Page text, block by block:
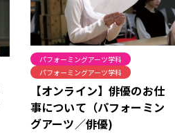
パフォーミングアーツ学科
パフォーミングアーツ学科
【オンライン】俳優のお仕
事について（パフォーミン
グアーツ／俳優)